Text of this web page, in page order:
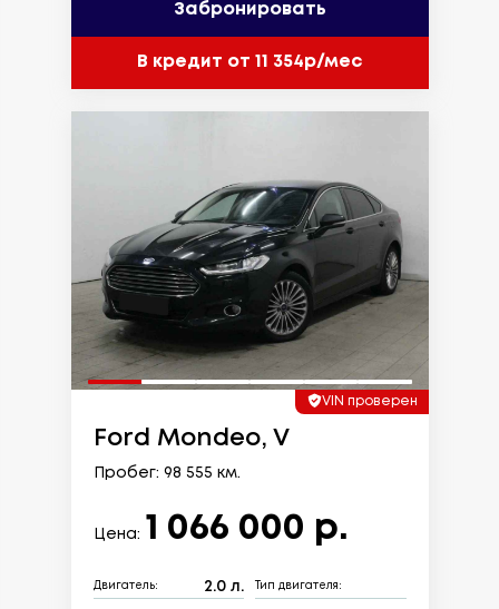
Забронировать
В кредит от 11 354р/мес
VIN проверен
Ford Mondeo, V
Пробег: 98 555 км.
Цена: 1 066 000 р.
Двигатель: 2.0 л. Тип двигателя: